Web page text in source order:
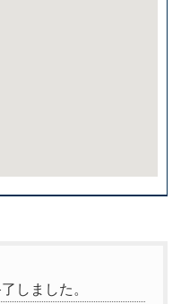
しました。